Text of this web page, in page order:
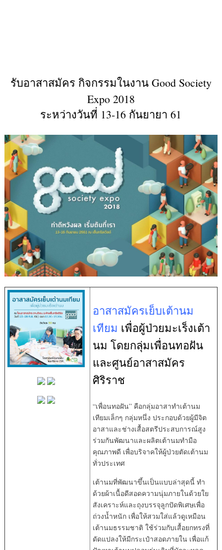
รับอาสาสมัคร กิจกรรมในงาน Good Society
Expo 2018
ระหว่างวันที่ 13-16 กันยายา 61
อาสาสมัครเย็บเต้านม
เทียม เพื่อผู้ป่วยมะเร็งเต้า
นม โดยกลุ่มเพื่อนทอฝัน
และศูนย์อาสาสมัคร
ศิริราช
“เพื่อนทอฝัน” คือกลุ่มอาสาทำเต้านม
เทียมเล็กๆ กลุ่มหนึ่ง ประกอบด้วยผู้มีจิต
อาสาและช่างเสื้อสตรีประสบการณ์สูง
ร่วมกันพัฒนาและผลิตเต้านมทำมือ
คุณภาพดี เพื่อบริจาคให้ผู้ป่วยตัดเต้านม
ทั่วประเทศ
เต้านมที่พัฒนาขึ้นเป็นแบบล่าสุดนี้ ทำ
ด้วยผ้าเนื้อดีสอดความนุ่มภายในด้วยใย
สังเคราะห์และถุงบรรจุลูกปัดพิเศษเพื่อ
ถ่วงน้ำหนัก เพื่อให้สวมใส่แล้วดูเหมือน
เต้านมธรรมชาติ ใช้ร่วมกับเสื้อยกทรงที่
ดัดแปลงให้มีกระเป๋าสอดภายใน เพื่อแก้